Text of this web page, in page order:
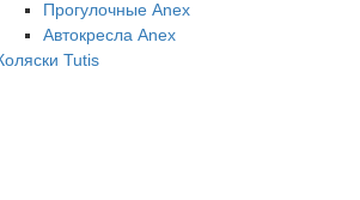
Прогулочные Anex
Автокресла Anex
Tutis